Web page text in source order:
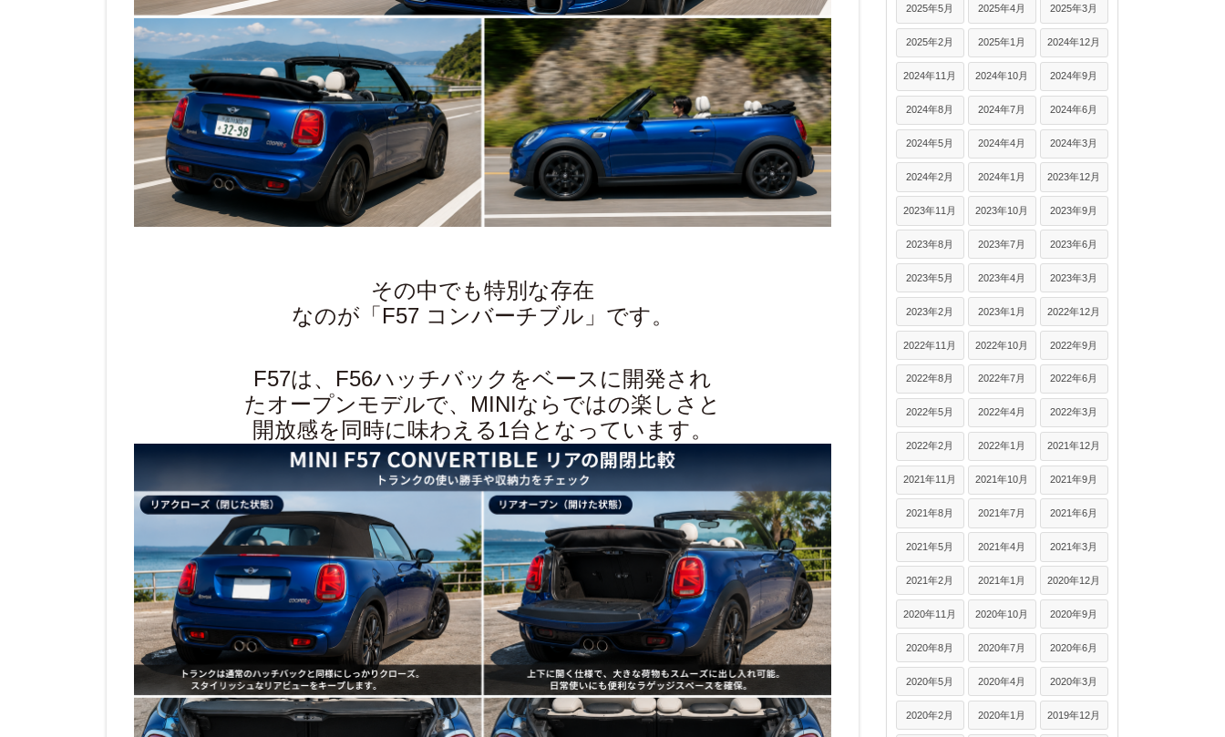
その中でも特別な存在
なのが「F57 コンバーチブル」です。
F57は、F56ハッチバックをベースに開発され
たオープンモデルで、MINIならではの楽しさと
開放感を同時に味わえる1台となっています。
2025年5月 2025年4月 2025年3月
2025年2月 2025年1月 2024年12月
2024年11月 2024年10月 2024年9月
2024年8月 2024年7月 2024年6月
2024年5月 2024年4月 2024年3月
2024年2月 2024年1月 2023年12月
2023年11月 2023年10月 2023年9月
2023年8月 2023年7月 2023年6月
2023年5月 2023年4月 2023年3月
2023年2月 2023年1月 2022年12月
2022年11月 2022年10月 2022年9月
2022年8月 2022年7月 2022年6月
2022年5月 2022年4月 2022年3月
2022年2月 2022年1月 2021年12月
2021年11月 2021年10月 2021年9月
2021年8月 2021年7月 2021年6月
2021年5月 2021年4月 2021年3月
2021年2月 2021年1月 2020年12月
2020年11月 2020年10月 2020年9月
2020年8月 2020年7月 2020年6月
2020年5月 2020年4月 2020年3月
2020年2月 2020年1月 2019年12月